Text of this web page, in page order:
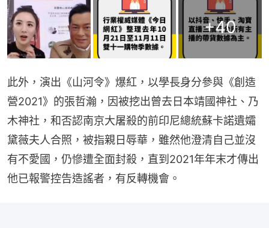
+40
此外，演出《山河令》爆紅，以學長身分參與《創造
營2021》的張哲瀚，因被挖出曾去日本靖國神社、乃
木神社，和否認南京大屠殺的前印尼總統蘇卡諾遺孀
黛薇夫人合照，被指親日辱華，雖然他澄清自己並沒
有不愛國，仍慘遭全面封殺，直到2021年年末才傳出
他已報警控告造謠者，有反轉機會。